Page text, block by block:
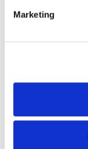
Marketing